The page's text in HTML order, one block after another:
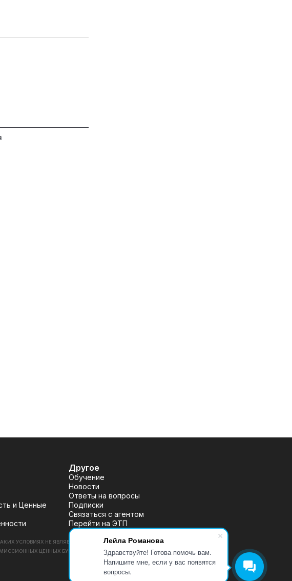
Лейла Романова
Здравствуйте! Готова помочь вам.
Напишите мне, если у вас появятся
вопросы.
и Ценные
Другое
Обучение
Новости
Ответы на вопросы
Подписки
Связаться с агентом
Перейти на ЭТП
УСЛОВИЯХ НЕ ЯВЛЯЕТСЯ ПУБЛИЧНОЙ ОФЕРТОЙ, ОПРЕДЕЛЯЕМОЙ ПОЛОЖЕНИЯМИ
ЦЕННЫХ БУМАГ (УТВ. БАНКОМ РОССИИ 30.12.2014 N 454-П), РАЗМЕЩЕНА